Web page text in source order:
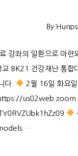
By Hurips
강좌의 일환으로 마련
교 BK21 건강재난 통
다.
2월 16일 화요
…